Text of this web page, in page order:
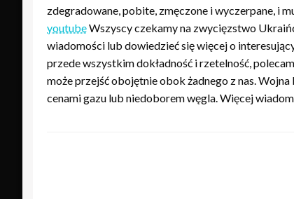
zdegradowane, pobite, zmęczone i wyczerpane, i
youtubeWszyscy czekamy na zwycięzstwo
wiadomości lub dowiedzieć się więcej o
przede wszystkim dokładność i rzetelność,
może przejść obojętnie obok żadnego z nas.
cenami gazu lub niedoborem węgla. Więcej